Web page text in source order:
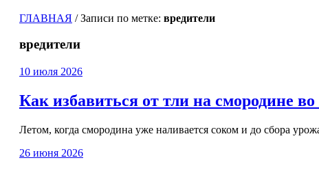
ГЛАВНАЯ /Записи по метке: вредители
вредители
10 июля 2026
Как избавиться от тли на смородине
Летом, когда смородина уже наливается соком и до сбора
26 июня 2026